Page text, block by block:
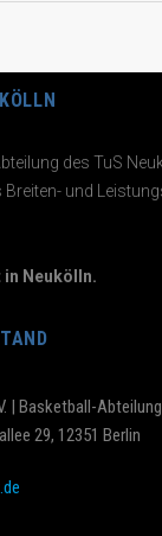
des TuS
und
Neukölln.
| Basketball-
29, 12351 Berlin